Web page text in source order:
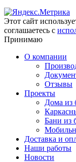
Этот сайт
соглашаетесь с
Принимаю
О компании
Отзывы
Проекты
Дома из
Бани из
Доставка и
Наши работы
Новости